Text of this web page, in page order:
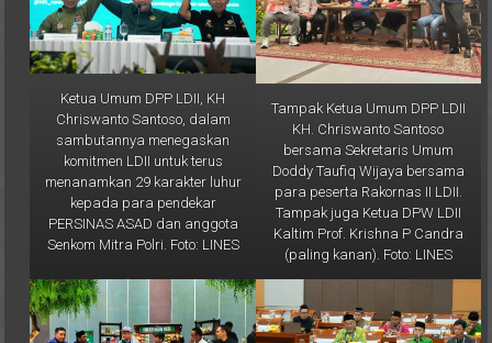
Ketua Umum DPP LDII, KH
Chriswanto Santoso, dalam
sambutannya menegaskan
komitmen LDII untuk terus
menanamkan 29 karakter luhur
kepada para pendekar
PERSINAS ASAD dan anggota
Senkom Mitra Polri. Foto: LINES
Tampak Ketua Umum DPP LDII
KH. Chriswanto Santoso
bersama Sekretaris Umum
Doddy Taufiq Wijaya bersama
para peserta Rakornas II LDII.
Tampak juga Ketua DPW LDII
Kaltim Prof. Krishna P Candra
(paling kanan). Foto: LINES